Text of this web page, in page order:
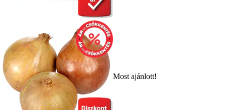
Most ajánlott!